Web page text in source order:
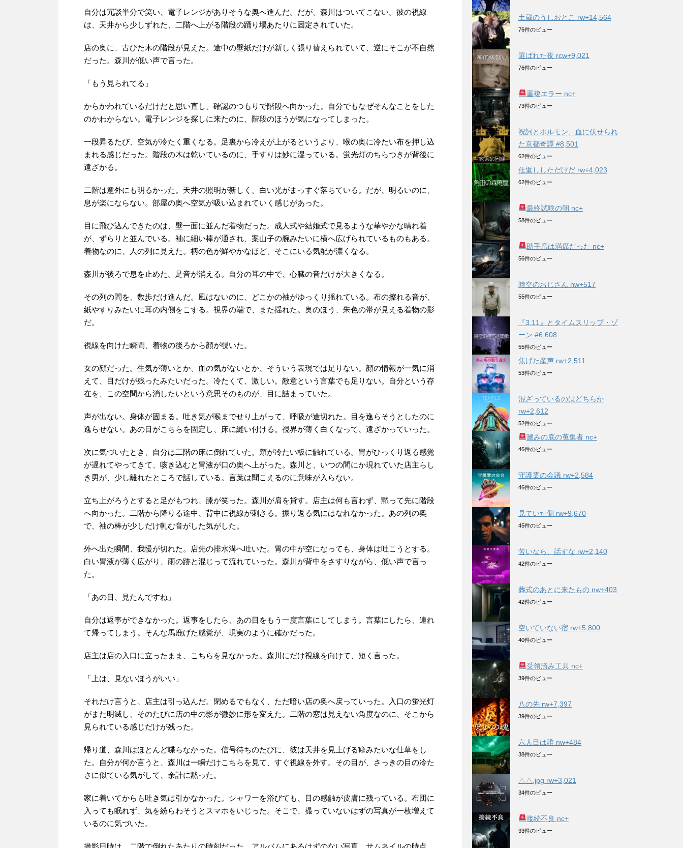
自分は冗談半分で笑い、電子レンジがありそうな奥へ進んだ。だが、森川はついてこない。彼の視線
は、天井から少しずれた、二階へ上がる階段の踊り場あたりに固定されていた。
店の奥に、古びた木の階段が見えた。途中の壁紙だけが新しく張り替えられていて、逆にそこが不自然
だった。森川が低い声で言った。
「もう見られてる」
からかわれているだけだと思い直し、確認のつもりで階段へ向かった。自分でもなぜそんなことをした
のかわからない。電子レンジを探しに来たのに、階段のほうが気になってしまった。
一段昇るたび、空気が冷たく重くなる。足裏から冷えが上がるというより、喉の奥に冷たい布を押し込
まれる感じだった。階段の木は乾いているのに、手すりは妙に湿っている。蛍光灯のちらつきが背後に
遠ざかる。
二階は意外にも明るかった。天井の照明が新しく、白い光がまっすぐ落ちている。だが、明るいのに、
息が楽にならない。部屋の奥へ空気が吸い込まれていく感じがあった。
目に飛び込んできたのは、壁一面に並んだ着物だった。成人式や結婚式で見るような華やかな晴れ着
が、ずらりと並んでいる。袖に細い棒が通され、案山子の腕みたいに横へ広げられているものもある。
着物なのに、人の列に見えた。柄の色が鮮やかなほど、そこにいる気配が濃くなる。
森川が後ろで息を止めた。足音が消える。自分の耳の中で、心臓の音だけが大きくなる。
その列の間を、数歩だけ進んだ。風はないのに、どこかの袖がゆっくり揺れている。布の擦れる音が、
紙やすりみたいに耳の内側をこする。視界の端で、また揺れた。奥のほう、朱色の帯が見える着物の影
だ。
視線を向けた瞬間、着物の後ろから顔が覗いた。
女の顔だった。生気が薄いとか、血の気がないとか、そういう表現では足りない。顔の情報が一気に消
えて、目だけが残ったみたいだった。冷たくて、激しい。敵意という言葉でも足りない。自分という存
在を、この空間から消したいという意思そのものが、目に詰まっていた。
声が出ない。身体が固まる。吐き気が喉までせり上がって、呼吸が途切れた。目を逸らそうとしたのに
逸らせない。あの目がこちらを固定し、床に縫い付ける。視界が薄く白くなって、遠ざかっていった。
次に気づいたとき、自分は二階の床に倒れていた。頬が冷たい板に触れている。胃がひっくり返る感覚
が遅れてやってきて、咳き込むと胃液が口の奥へ上がった。森川と、いつの間にか現れていた店主らし
き男が、少し離れたところで話している。言葉は聞こえるのに意味が入らない。
立ち上がろうとすると足がもつれ、膝が笑った。森川が肩を貸す。店主は何も言わず、黙って先に階段
へ向かった。二階から降りる途中、背中に視線が刺さる。振り返る気にはなれなかった。あの列の奥
で、袖の棒が少しだけ軋む音がした気がした。
外へ出た瞬間、我慢が切れた。店先の排水溝へ吐いた。胃の中が空になっても、身体は吐こうとする。
白い胃液が薄く広がり、雨の跡と混じって流れていった。森川が背中をさすりながら、低い声で言っ
た。
「あの目、見たんですね」
自分は返事ができなかった。返事をしたら、あの目をもう一度言葉にしてしまう。言葉にしたら、連れ
て帰ってしまう。そんな馬鹿げた感覚が、現実のように確かだった。
店主は店の入口に立ったまま、こちらを見なかった。森川にだけ視線を向けて、短く言った。
「上は、見ないほうがいい」
それだけ言うと、店主は引っ込んだ。閉めるでもなく、ただ暗い店の奥へ戻っていった。入口の蛍光灯
がまた明滅し、そのたびに店の中の影が微妙に形を変えた。二階の窓は見えない角度なのに、そこから
見られている感じだけが残った。
帰り道、森川はほとんど喋らなかった。信号待ちのたびに、彼は天井を見上げる癖みたいな仕草をし
た。自分が何か言うと、森川は一瞬だけこちらを見て、すぐ視線を外す。その目が、さっきの目の冷た
さに似ている気がして、余計に黙った。
家に着いてからも吐き気は引かなかった。シャワーを浴びても、目の感触が皮膚に残っている。布団に
入っても眠れず、気を紛らわそうとスマホをいじった。そこで、撮っていないはずの写真が一枚増えて
いるのに気づいた。
土蔵のうしおとこ rw+14,564
76件のビュー
選ばれた夜 rcw+9,021
76件のビュー
重複エラー nc+
73件のビュー
祝詞とホルモン、血に伏せられ
た京都奇譚 #8,501
62件のビュー
仕返ししただけだ rw+4,023
62件のビュー
最終試験の朝 nc+
58件のビュー
助手席は満席だった nc+
56件のビュー
時空のおじさん nw+517
55件のビュー
『3.11』とタイムスリップ・ゾ
ーン #6,608
55件のビュー
焦げた産声 rw+2,511
53件のビュー
混ざっているのはどちらか
rw+2,612
52件のビュー
澱みの底の蒐集者 nc+
46件のビュー
守護霊の会議 rw+2,584
46件のビュー
見ていた側 rw+9,670
45件のビュー
苦いなら、話すな rw+2,140
42件のビュー
葬式のあとに来たもの nw+403
42件のビュー
空いていない宿 rw+5,800
40件のビュー
受領済み工具 nc+
39件のビュー
八の先 rw+7,397
39件のビュー
六人目は誰 nw+484
38件のビュー
△△.jpg rw+3,021
34件のビュー
接続不良 nc+
33件のビュー